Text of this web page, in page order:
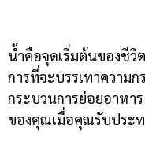
น้ำคือจุดเริ่มต้นของชีวิ
การที่จะบรรเทาความ
กระบวนการย่อยอาหา
ของคุณเมื่อคุณรับประ